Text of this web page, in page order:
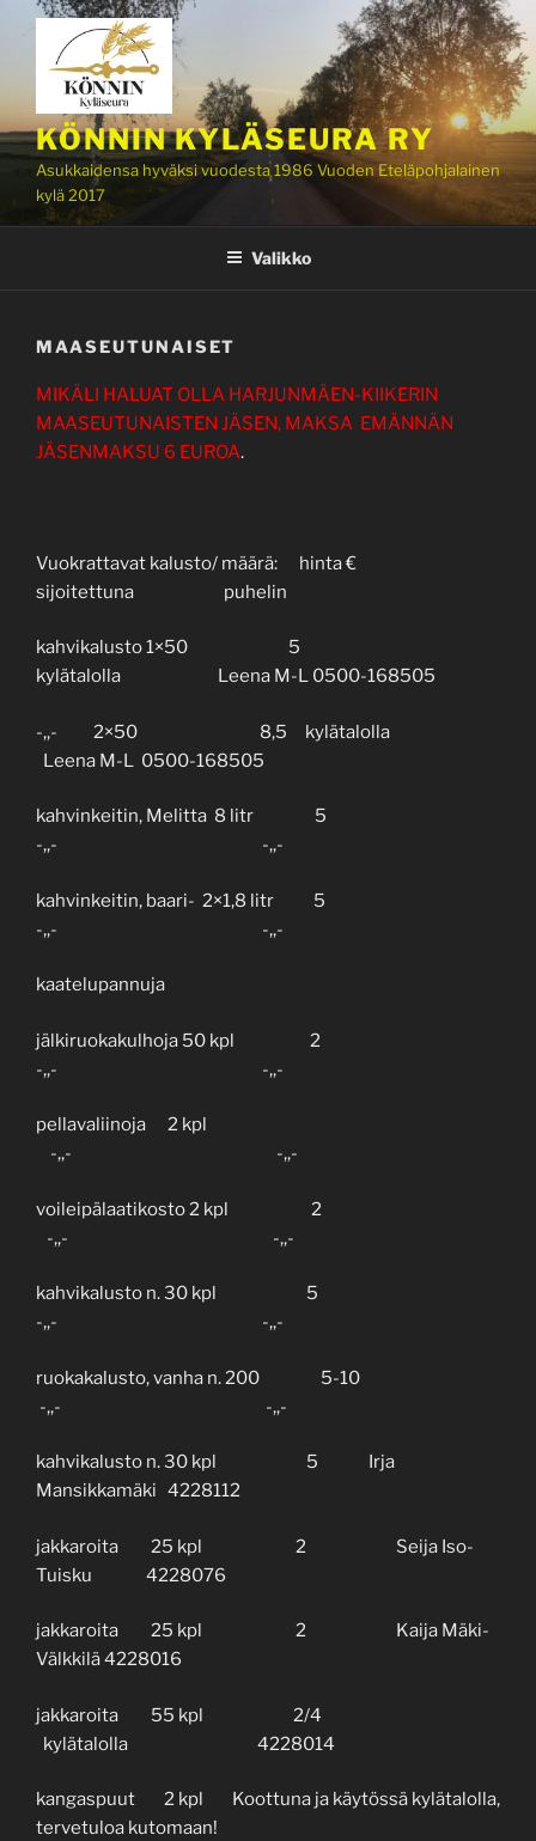
Siirry
sisältöön
KÖNNIN KYLÄSEURA RY
Asukkaidensa hyväksi vuodesta 1986 Vuoden Eteläpohjalainen
kylä 2017
Valikko
MAASEUTUNAISET
MIKÄLI HALUAT OLLA HARJUNMÄEN-KIIKERIN
MAASEUTUNAISTEN JÄSEN, MAKSA EMÄNNÄN
JÄSENMAKSU 6 EUROA.
Vuokrattavat kalusto/ määrä: hinta €
sijoitettuna puhelin
kahvikalusto 1×50 5
kylätalolla Leena M-L 0500-168505
-,,- 2×50 8,5 kylätalolla
Leena M-L 0500-168505
kahvinkeitin, Melitta 8 litr 5
-,,- -,,-
kahvinkeitin, baari- 2×1,8 litr 5
-,,- -,,-
kaatelupannuja
jälkiruokakulhoja 50 kpl 2
-,,- -,,-
pellavaliinoja 2 kpl
-,,- -,,-
voileipälaatikosto 2 kpl 2
-,,- -,,-
kahvikalusto n. 30 kpl 5
-,,- -,,-
ruokakalusto, vanha n. 200 5-10
-,,- -,,-
kahvikalusto n. 30 kpl 5 Irja
Mansikkamäki 4228112
jakkaroita 25 kpl 2 Seija Iso-
Tuisku 4228076
jakkaroita 25 kpl 2 Kaija Mäki-
Välkkilä 4228016
jakkaroita 55 kpl 2/4
kylätalolla 4228014
kangaspuut 2 kpl Koottuna ja käytössä kylätalolla,
tervetuloa kutomaan!